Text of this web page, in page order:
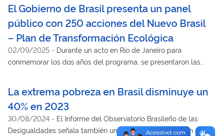
iniciativa tem como objetivo promover o uso ético e crítico das
tecnologias por meio de uma estrutura curricular organizada
de forma verticalizada. O currículo é desenvolvido a partir de
eixos como pensamento computacional, cultura digital,
tecnologia digital, tecnologia e sociedade e letramento
sociais e críticos relacionados ao uso das tecnologias digitais.
A iniciativa contribui para o desenvolvimento de competências
relacionadas a análise e interpretação de dados,
reconhecimento de padrões e pensamento crítico. Também
El Gobierno de Brasil presenta un panel
público con 250 acciones del Nuevo Brasil
– Plan de Transformación Ecológica
02/09/2025 - Durante un acto en Río de Janeiro para
conmemorar los dos años del programa, se presentaron las
La extrema pobreza en Brasil disminuye un
40% en 2023
30/08/2024 - El Informe del Observatorio Brasileño de las
Desigualdades señala también una reducción del 20% en el